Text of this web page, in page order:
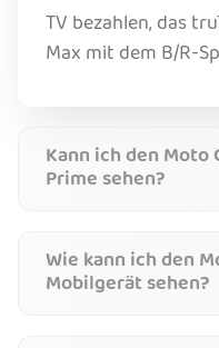
TV bezahlen, das
Max mit dem B/R-
Kann ich den Moto
Prime sehen?
Wie kann ich den
Mobilgerät sehen?